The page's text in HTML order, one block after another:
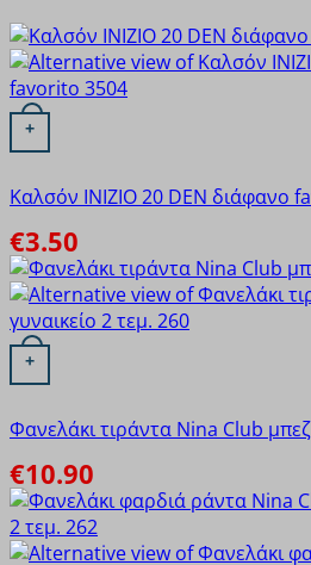
ΓΙΩΤΑ
ΟΔΥΣΣΕΥ
Πουρνάρα
+
Αυτό το προϊόν έχει πολλαπλές
Καλσόν INIZIO 20 DEN διάφανο
€3.50
+
Αυτό το προϊόν έχει πολλαπλές
Φανελάκι τιράντα Nina Club
€10.90